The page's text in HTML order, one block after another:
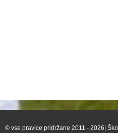
© vse pravice pridržane 2011 - 2026|